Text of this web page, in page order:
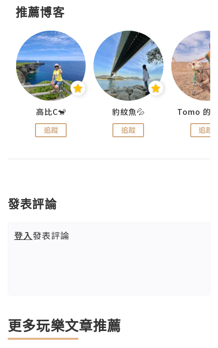
推薦博客
高比C🐒
追蹤
豹紋魚💦
追蹤 追蹤
發表評論
登入發表評論
更多玩樂文章推薦